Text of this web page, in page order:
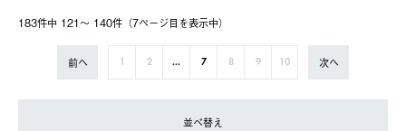
183件中 121〜 140件（7ページ⽬を表⽰中）
前へ 2 ... 7 8 9 10 次へ
並べ替え